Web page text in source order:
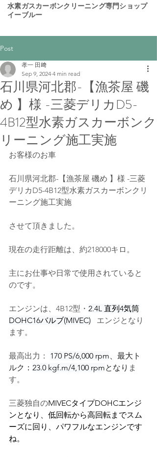
​水素ガスカーボンクリーニング専門ショップ
イーブルー
Post
石川県河北郡-【漁茶屋 磯
め 】様 -三菱デリカD5-
4B12型水素ガスカーボンク
リーニング施工実施
孝一 田﨑
Sep 9, 2024 4 min read
お客様のお車
石川県河北郡-【漁茶屋 磯め 】様 -三菱
デリカD5-4B12型水素ガスカーボンクリ
ーニング施工実施
させて頂きました。
現在の走行距離は、約218000キロ。
主にお仕事や日常で使用されていると
のです。
エンジンは、4B12型・ 2.4L 直列4気筒
DOHC16バルブ(MIVEC)
   エンジとなり
ます。
最高出力： 170 PS/6,000 rpm、最大ト
ルク： 23.0 kgf.m/4,100 rpmとなり ま
す。
三菱独自のMIVECタイプDOHCエンジ
ンとなり、低回転から高回転までスム
ーズに回り、パワフルなエンジンです
ね。